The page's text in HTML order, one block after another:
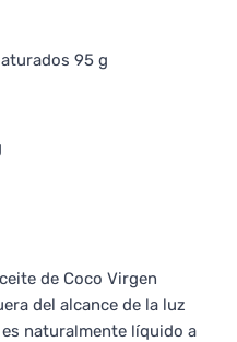
95 g
de Coco Virgen
del alcance de la luz
naturalmente líquido a